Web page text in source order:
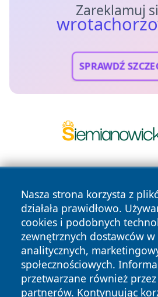
Zareklamuj
SPRAWDŹ
Nasza strona korzysta z
działała prawidłowo.
cookies i podobnych
zewnętrznych dostawców w
analitycznych,
społecznościowych.
przetwarzane również przez
partnerów. Kontynuując
Copyright © 2026 wrotachorzowa.pl
zastrzeżone.
Polityka